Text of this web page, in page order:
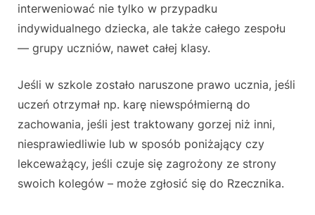
interweniować nie tylko w przypadku
indywidualnego dziecka, ale także całego zespołu
— grupy uczniów, nawet całej klasy.
Jeśli w szkole zostało naruszone prawo ucznia, jeśli
uczeń otrzymał np. karę niewspółmierną do
zachowania, jeśli jest traktowany gorzej niż inni,
niesprawiedliwie lub w sposób poniżający czy
lekceważący, jeśli czuje się zagrożony ze strony
swoich kolegów – może zgłosić się do Rzecznika.